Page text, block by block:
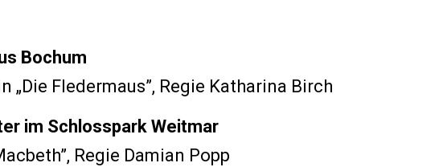
Bochum
„Die Fledermaus”, Regie Katharina Birch
im Schlosspark Weitmar
, Regie Damian Popp